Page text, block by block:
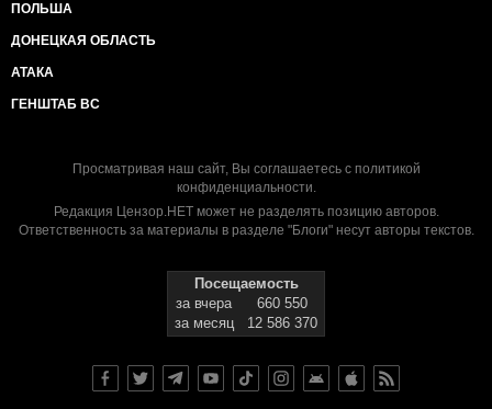
ПОЛЬША
ДОНЕЦКАЯ ОБЛАСТЬ
АТАКА
ГЕНШТАБ ВС
Просматривая наш сайт, Вы соглашаетесь с политикой
конфиденциальности.
Редакция Цензор.НЕТ может не разделять позицию авторов.
Ответственность за материалы в разделе "Блоги" несут авторы текстов.
Посещаемость
за вчера
660 550
за месяц
12 586 370